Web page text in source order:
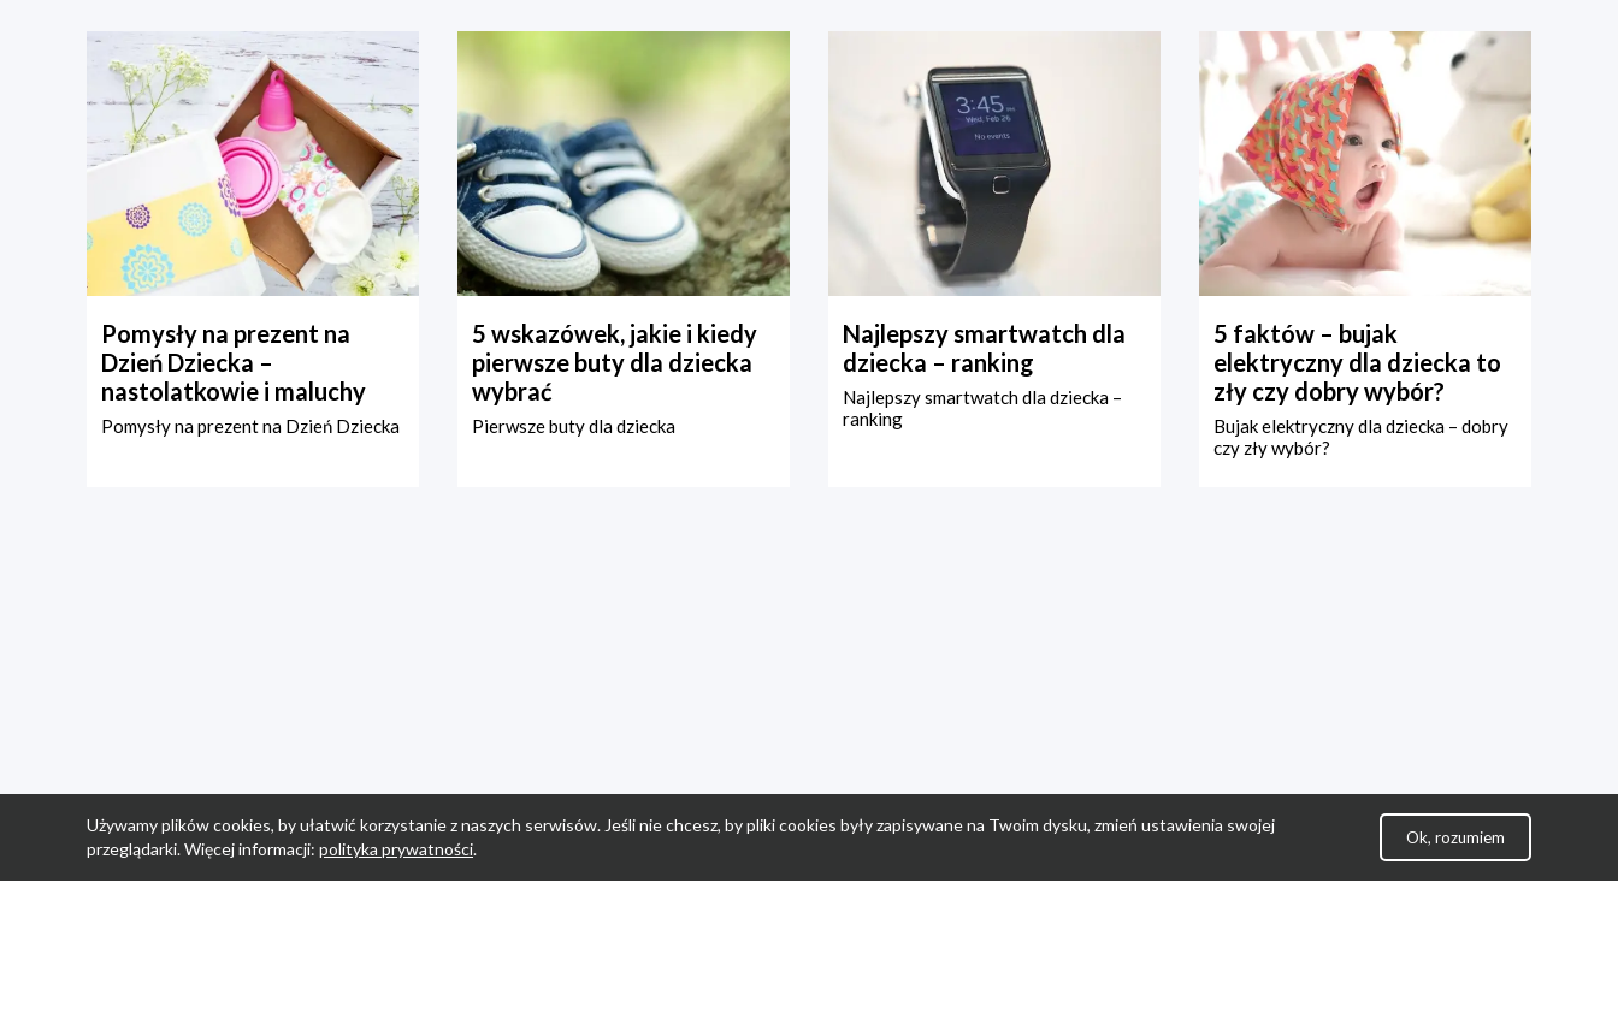
Pomysły na prezent na
Dzień Dziecka –
nastolatkowie i maluchy
Pomysły na prezent na Dzień Dziecka
5 wskazówek, jakie i kiedy
pierwsze buty dla dziecka
wybrać
Pierwsze buty dla dziecka
Najlepszy smartwatch dla
dziecka – ranking
Najlepszy smartwatch dla dziecka –
ranking
5 faktów – bujak
elektryczny dla dziecka to
zły czy dobry wybór?
Bujak elektryczny dla dziecka – dobry
czy zły wybór?
Używamy plików cookies, by ułatwić korzystanie z naszych serwisów. Jeśli nie chcesz, by pliki cookies były zapisywane na Twoim dysku, zmień ustawienia swojej
przeglądarki. Więcej informacji: polityka prywatności.
Ok, rozumiem